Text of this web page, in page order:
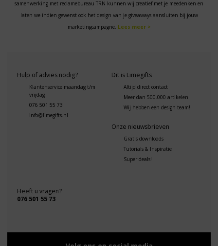
samenwerking met reclamebureau TRN kunnen wij creatief met je meedenken en
laten we indien gewenst ook het design van je giveaways aansluiten bij jouw
marketingcampagne. Lees meer >
Hulp of advies nodig?
Klantenservice maandag t/m
vrijdag
076 501 55 73
info@limegifts.nl
Dit is Limegifts
Altijd direct contact
Meer dan 500.000 artikelen
Wij hebben een design team!
Onze nieuwsbrieven
Gratis downloads
Tutorials & Inspiratie
Super deals!
Heeft u vragen?
076 501 55 73